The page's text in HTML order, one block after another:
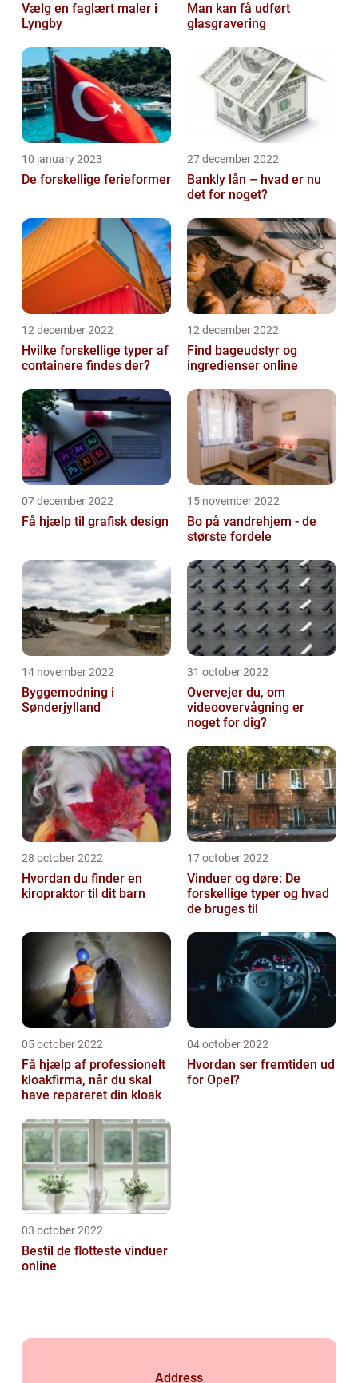
Vælg en faglært maler i
Lyngby
Man kan få udført
glasgravering
10 january 2023
De forskellige ferieformer
27 december 2022
Bankly lån – hvad er nu
det for noget?
12 december 2022
Hvilke forskellige typer af
containere findes der?
12 december 2022
Find bageudstyr og
ingredienser online
07 december 2022
Få hjælp til grafisk design
15 november 2022
Bo på vandrehjem - de
største fordele
14 november 2022
Byggemodning i
Sønderjylland
31 october 2022
Overvejer du, om
videoovervågning er
noget for dig?
28 october 2022
Hvordan du finder en
kiropraktor til dit barn
17 october 2022
Vinduer og døre: De
forskellige typer og hvad
de bruges til
05 october 2022
Få hjælp af professionelt
kloakfirma, når du skal
have repareret din kloak
04 october 2022
Hvordan ser fremtiden ud
for Opel?
03 october 2022
Bestil de flotteste vinduer
online
Address